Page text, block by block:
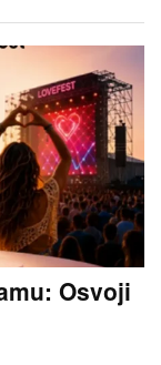
Osvoji